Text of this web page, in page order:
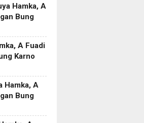
Hamka, A
Bung
A Fuadi
Karno
Hamka, A
Bung